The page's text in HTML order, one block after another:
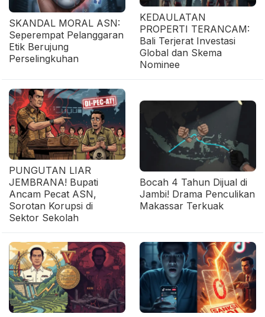
SKANDAL MORAL ASN:
Seperempat Pelanggaran
Etik Berujung
Perselingkuhan
KEDAULATAN
PROPERTI TERANCAM:
Bali Terjerat Investasi
Global dan Skema
Nominee
PUNGUTAN LIAR
JEMBRANA! Bupati
Ancam Pecat ASN,
Sorotan Korupsi di
Sektor Sekolah
Bocah 4 Tahun Dijual di
Jambi! Drama Penculikan
Makassar Terkuak